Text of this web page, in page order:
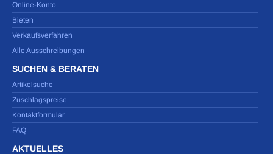
Online-Konto
Bieten
Verkaufsverfahren
Alle Ausschreibungen
SUCHEN & BERATEN
Artikelsuche
Zuschlagspreise
Kontaktformular
FAQ
AKTUELLES